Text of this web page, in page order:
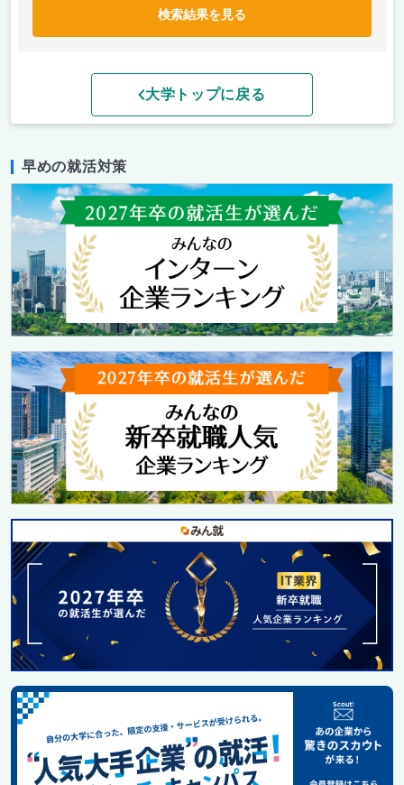
検索結果を見る
大学トップに戻る
早めの就活対策